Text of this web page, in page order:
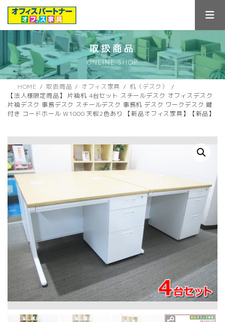
ス
キ
ン
に
取扱商品
ONLINE SHOP
HOME 取扱商品 オフィス家具
机（デスク）
【法人様限定商品】 片袖机 4台セット スチールデスク オフィスデスク
片袖デスク 事務デスク スチールデスク 事務机 デスク ワークデスク 鍵
付き コードホール W1000 天板2色あり 【新品オフィス家具】【新品】